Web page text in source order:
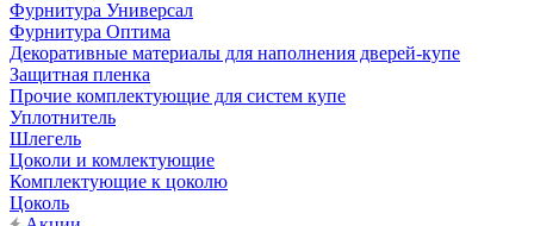
Фурнитура Универсал
Фурнитура Оптима
Декоративные материалы для наполнения дверей-купе
Защитная пленка
Прочие комплектующие для систем купе
Уплотнитель
Шлегель
Цоколи и комлектующие
Комплектующие к цоколю
Цоколь